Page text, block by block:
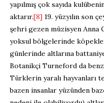
yapılmış çok sayıda
aktarır.[8] 19. yüzyılın son
şehri gezen müzisyen
yoksul bölgelerinde
günlerinde altlarına
Botanikçi Turneford da
Türklerin yaralı hayvanları
bazen insanlar yüzünden